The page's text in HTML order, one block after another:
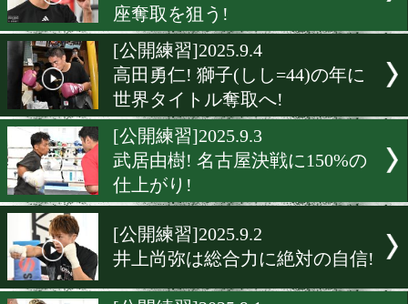
[公開練習]2025.9.6
C・メディナ! 2年前とは違
[公開練習]2025.9.5
松本流星がハイテンポな動
絶好調をアピール!
[練習映像]2025.9.5
重里侃太朗が白黒つけて日
座奪取を狙う!